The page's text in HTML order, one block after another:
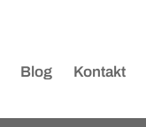
Blog Kontakt